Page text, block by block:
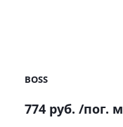
BOSS
774 руб. /пог. м